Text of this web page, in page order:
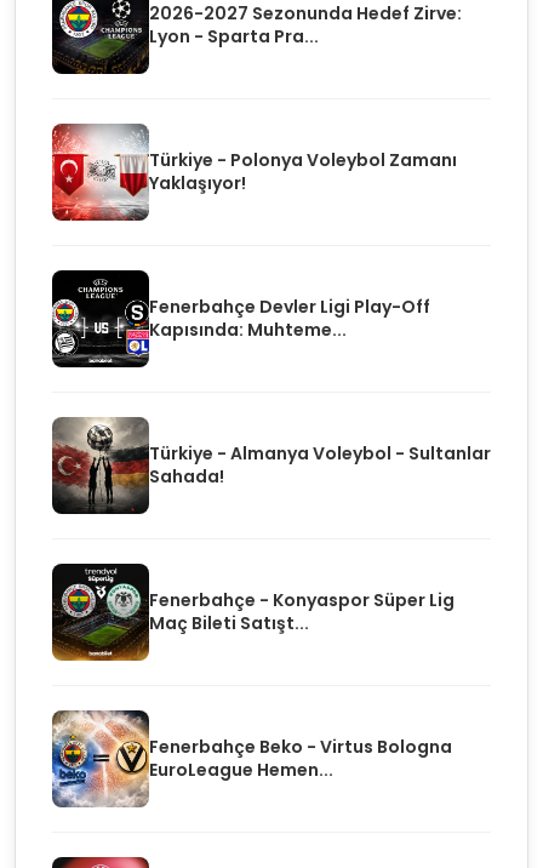
2026-2027 Sezonunda Hedef Zirve:
Lyon - Sparta Pra...
Türkiye - Polonya Voleybol Zamanı
Yaklaşıyor!
Fenerbahçe Devler Ligi Play-Off
Kapısında: Muhteme...
Türkiye - Almanya Voleybol - Sultanlar
Sahada!
Fenerbahçe - Konyaspor Süper Lig
Maç Bileti Satışt...
Fenerbahçe Beko - Virtus Bologna
EuroLeague Hemen...